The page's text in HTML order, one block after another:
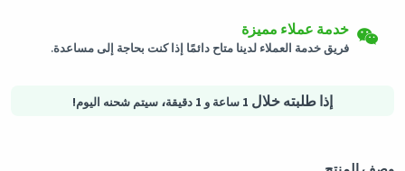
إذا طلبته خلال 1 ساعة و 1 دقيقة ، سيتم شحنه اليوم!
خدمة عملاء مميزة
فريق خدمة العملاء لدينا متاح دائمًا إذا كنت بحاجة إلى مساعدة.
خيارات الدفع الآمنة - تأمين الخصوصية خدمات لوجستية آمنة - حماية